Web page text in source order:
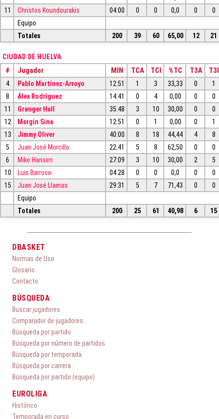
11
Christos Koundourakis 04:00 0 0 0,0 0
0
Equipo
Totales
200 39 60 65,00 12 21
CIUDAD DE HUELVA
# Jugador MIN TCA TCI %TC T3A T3I
4 Pablo Martínez-Arroyo 12:51 1 3 33,33 0
1
8
Álex Rodríguez 14:41 0 4 0,00 0
0
11
Granger Hall 35:48 3 10 30,00 0
0
12
Mergin Sina 12:51 0 1 0,00 0
1
13
Jimmy Oliver 40:00 8 18 44,44 4
8
5
Juan José Morcillo 22:41 5 8 62,50 0
0
6
Mike Hansen 27:09 3 10 30,00 2
5
10
Luis Barroso 04:28 0 0 0,0 0
0
15
Juan José Llamas 29:31 5 7 71,43 0
0
Equipo
Totales
200 25 61 40,98 6 15
DBASKET
Normas de Uso
Glosario
Contacto
BÚSQUEDA
Buscar jugadores
Comparador de jugadores
Búsqueda por partido
Búsqueda por número de partidos
Búsqueda por temporada
Búsqueda por carrera
Búsqueda por partido (equipo)
EUROLIGA
Histórico
Temporada en curso